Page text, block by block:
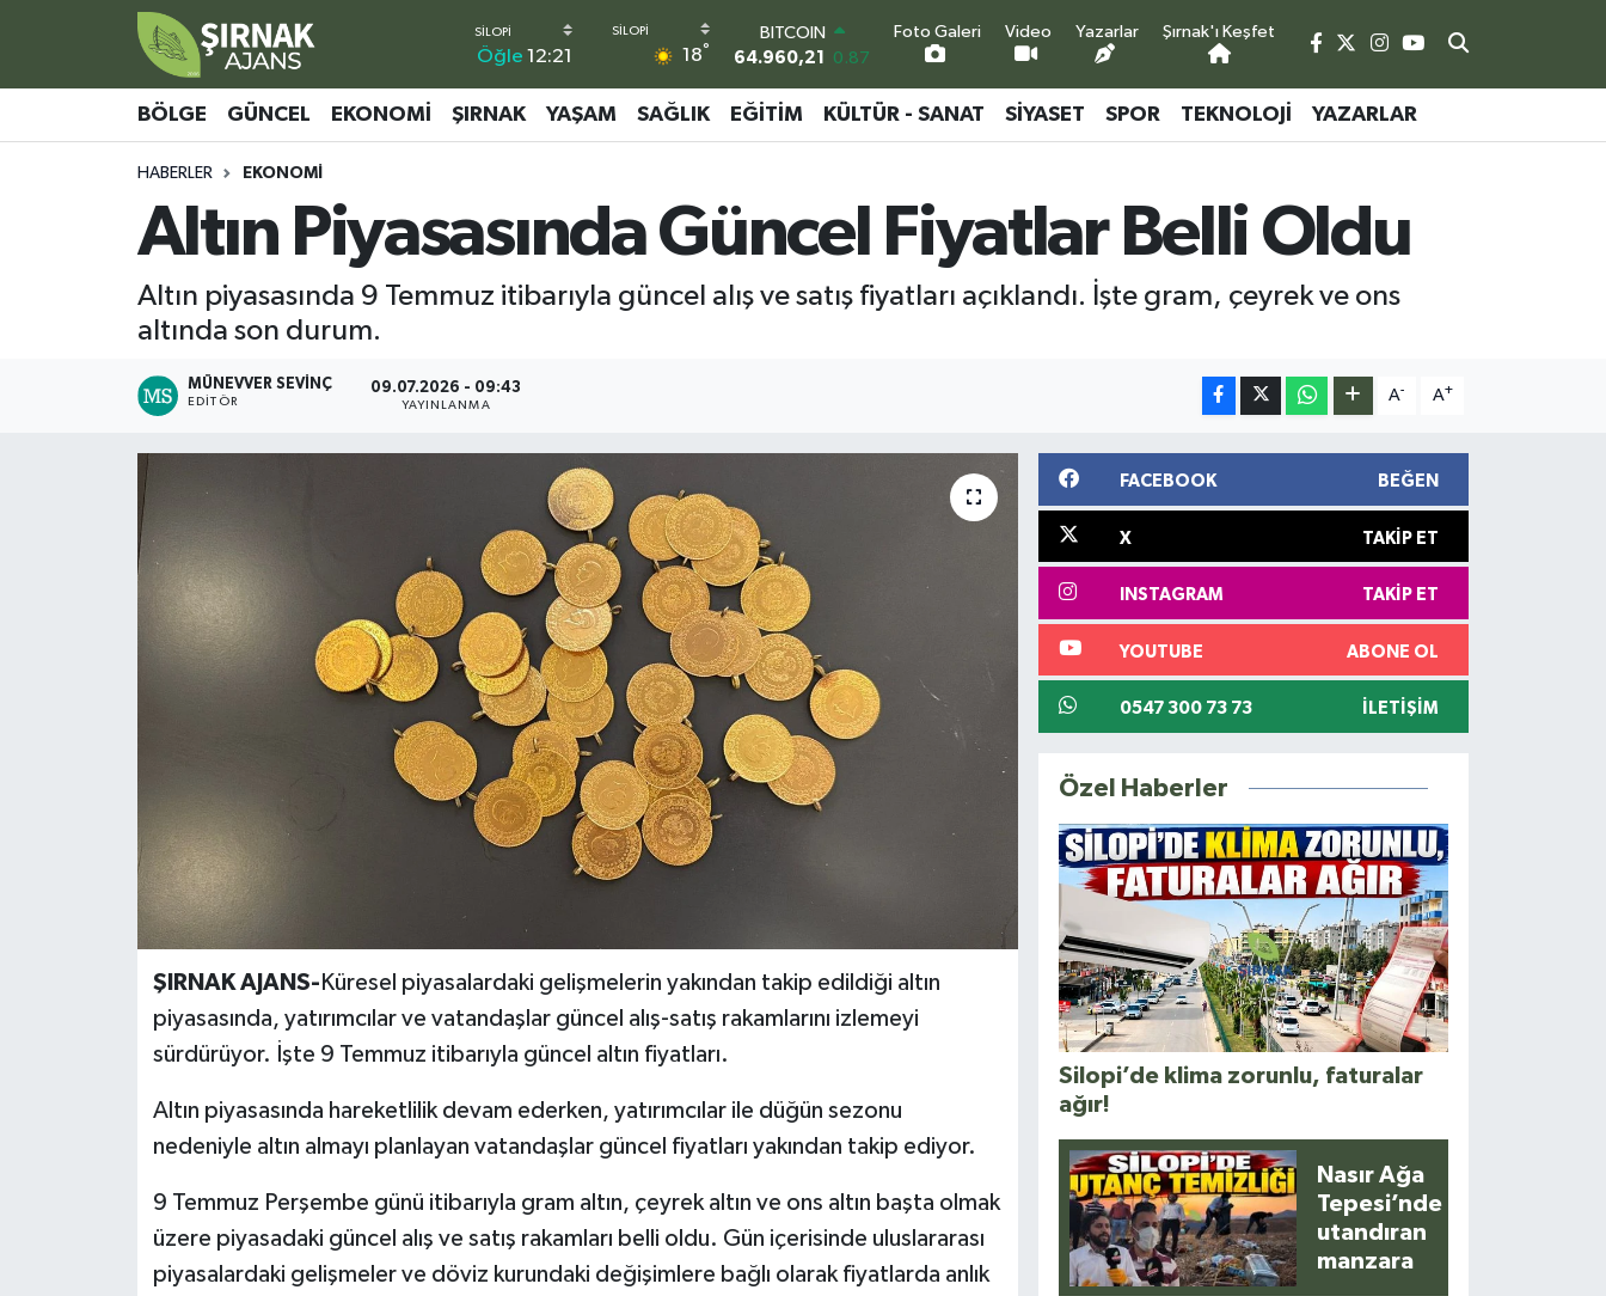
Öğle 12:21 18°
64.960,21 0.87
DOLAR
EURO
6660.55
0.03
BİST100
Foto Galeri Video Yazarlar Şırnak'ı Keşfet
BÖLGE GÜNCEL EKONOMI ŞIRNAK YAŞAM SAĞLIK EĞITIM KÜLTÜR - SANAT SIYASET SPOR TEKNOLOJI YAZARLAR
HABERLER EKONOMI
Altın Piyasasında Güncel Fiyatlar Belli Oldu
Altın piyasasında 9 Temmuz itibarıyla güncel alış ve satış fiyatları açıklandı. İşte gram, çeyrek ve ons
altında son durum.
MÜNEVVER SEVINÇ
EDITÖR
09.07.2026 - 09:43
YAYINLANMA
A- A+
ŞIRNAK AJANS- Küresel piyasalardaki gelişmelerin yakından takip edildiği altın
piyasasında, yatırımcılar ve vatandaşlar güncel alış-satış rakamlarını izlemeyi
sürdürüyor. İşte 9 Temmuz itibarıyla güncel altın fiyatları.
Altın piyasasında hareketlilik devam ederken, yatırımcılar ile düğün sezonu
nedeniyle altın almayı planlayan vatandaşlar güncel fiyatları yakından takip ediyor.
9 Temmuz Perşembe günü itibarıyla gram altın, çeyrek altın ve ons altın başta olmak
üzere piyasadaki güncel alış ve satış rakamları belli oldu. Gün içerisinde uluslararası
piyasalardaki gelişmeler ve döviz kurundaki değişimlere bağlı olarak fiyatlarda anlık
FACEBOOK BEĞEN
X TAKIP ET
INSTAGRAM TAKIP ET
YOUTUBE ABONE OL
0547 300 73 73 İLETIŞIM
Özel Haberler
Silopi’de klima zorunlu, faturalar
ağır!
Nasır Ağa
Tepesi’nde
utandıran
manzara
Bölge
Ekonomi
Kültür - Sanat
Siyaset
Şırnak Nöbetçi Eczaneler
Şirnak Namaz Vakitleri
Şırnak Trafik Yoğunluk Haritası
Süper Lig Puan Durumu ve Fikstür
Tüm Manşetler
Son Dakika Haberleri
Haber Arşivi